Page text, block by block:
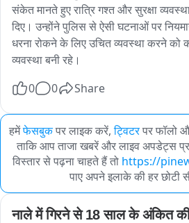
संकेत मानते हुए रात्रि गश्त और सुरक्षा
दिए। उन्होंने पुलिस से ऐसी घटनाओं पर
धरना रोकने के लिए उचित व्यवस्था करने को
व्यवस्था बनी रहे।
0 0 Share
हमेंफेसबुकपर लाइक करें, ट्विटरपर फॉलो
ताकि आप ताजा खबरें और लाइव अपडेट्स
विस्तार से पढ़ना चाहते हैं तो https://
पाए अपने इलाके की हर छोटी
नाले में गिरने से 18 साल के अंकित की